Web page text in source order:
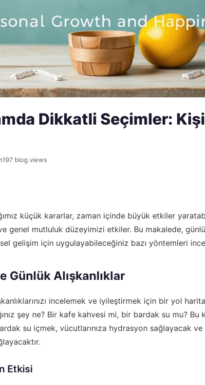
Dikkatli Seçimler:
197 blog.views
küçük kararlar, zaman içinde büyük etkiler
genel mutluluk düzeyimizi etkiler. Bu makalede,
gelişim için uygulayabileceğiniz bazı yöntemleri
Günlük Alışkanlıklar
incelemek ve iyileştirmek için bir yol
şey ne? Bir kafe kahvesi mi, bir bardak su mu?
su içmek, vücutlarınıza hydrasyon sağlayacak
Etkisi